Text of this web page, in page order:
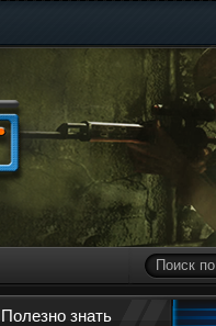
Полезно знать